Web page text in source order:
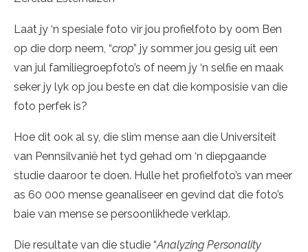
Laat jy ‘n spesiale foto vir jou profielfoto by oom Ben
op die dorp neem, “crop” jy sommer jou gesig uit een
van jul familiegroepfoto’s of neem jy ‘n selfie en maak
seker jy lyk op jou beste en dat die komposisie van die
foto perfek is?
Hoe dit ook al sy, die slim mense aan die Universiteit
van Pennsilvanië het tyd gehad om ‘n diepgaande
studie daaroor te doen. Hulle het profielfoto’s van meer
as 60 000 mense geanaliseer en gevind dat die foto’s
baie van mense se persoonlikhede verklap.
Die resultate van die studie “Analyzing Personality